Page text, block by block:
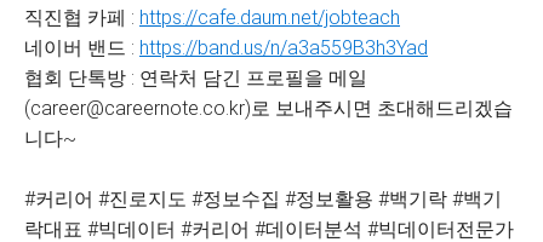
직진협 카페 : https://cafe.daum.net/jobteach
네이버 밴드 : https://band.us/n/a3a559B3h3Yad
협회 단톡방 : 연락처 담긴 프로필을 메일
(career@careernote.co.kr)로 보내주시면 초대해드리겠습
니다~
#커리어 #진로지도 #정보수집 #정보활용 #백기락 #백기
락대표 #빅데이터 #커리어 #데이터분석 #빅데이터전문가